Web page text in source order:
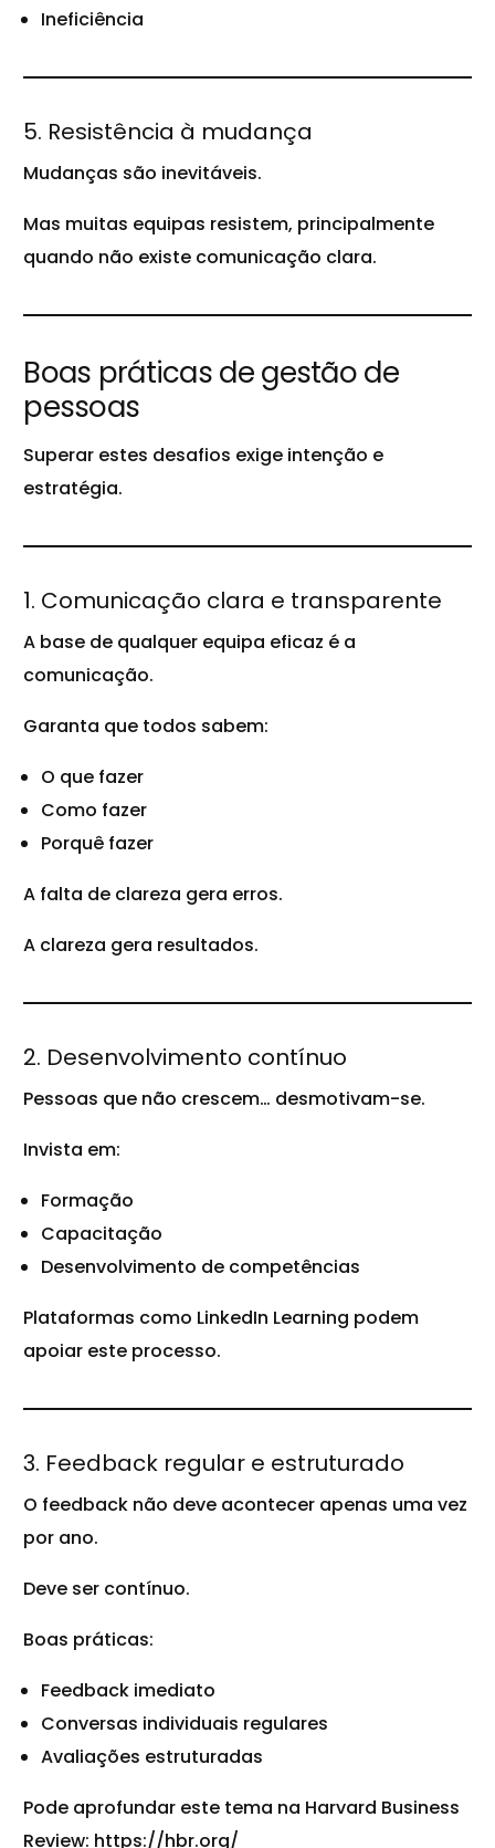
Ineficiência
5. Resistência à mudança
Mudanças são inevitáveis.
Mas muitas equipas resistem, principalmente
quando não existe comunicação clara.
Boas práticas de gestão de
pessoas
Superar estes desafios exige intenção e
estratégia.
1. Comunicação clara e transparente
A base de qualquer equipa eficaz é a
comunicação.
Garanta que todos sabem:
O que fazer
Como fazer
Porquê fazer
A falta de clareza gera erros.
A clareza gera resultados.
2. Desenvolvimento contínuo
Pessoas que não crescem… desmotivam-se.
Invista em:
Formação
Capacitação
Desenvolvimento de competências
Plataformas como LinkedIn Learning podem
apoiar este processo.
3. Feedback regular e estruturado
O feedback não deve acontecer apenas uma vez
por ano.
Deve ser contínuo.
Boas práticas:
Feedback imediato
Conversas individuais regulares
Avaliações estruturadas
Pode aprofundar este tema na Harvard Business
Review: https://hbr.org/